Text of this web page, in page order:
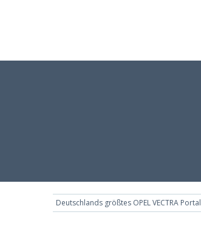
Deutschlands größtes OPEL VECTRA Portal